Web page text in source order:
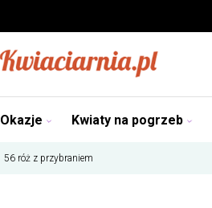
Okazje Kwiaty na pogrzeb
56 róż z przybraniem